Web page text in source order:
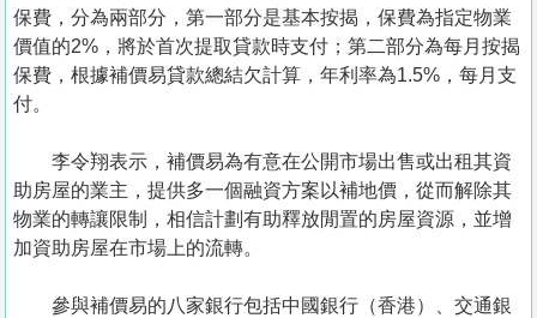
保費，分為兩部分，第一部分是基本按揭，保費為指定物業
價值的2%，將於首次提取貸款時支付；第二部分為每月按揭
保費，根據補價易貸款總結欠計算，年利率為1.5%，每月支
付。
李令翔表示，補價易為有意在公開市場出售或出租其資
助房屋的業主，提供多一個融資方案以補地價，從而解除其
物業的轉讓限制，相信計劃有助釋放閒置的房屋資源，並增
加資助房屋在市場上的流轉。
參與補價易的八家銀行包括中國銀行（香港）、交通銀